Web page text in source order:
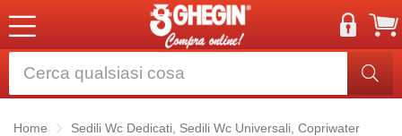
Home Sedili Wc Dedicati, Sedili Wc Universali, Copriwater